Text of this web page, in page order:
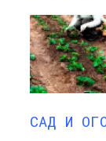
САД И